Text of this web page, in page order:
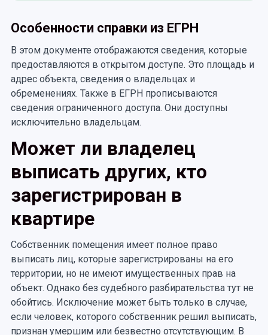
Особенности справки из ЕГРН
В этом документе отображаются сведения, которые
предоставляются в открытом доступе. Это площадь и
адрес объекта, сведения о владельцах и
обременениях. Также в ЕГРН прописываются
сведения ограниченного доступа. Они доступны
исключительно владельцам.
Может ли владелец
выписать других, кто
зарегистрирован в
квартире
Собственник помещения имеет полное право
выписать лиц, которые зарегистрированы на его
территории, но не имеют имущественных прав на
объект. Однако без судебного разбирательства тут не
обойтись. Исключение может быть только в случае,
если человек, которого собственник решил выписать,
признан умершим или безвестно отсутствующим. В